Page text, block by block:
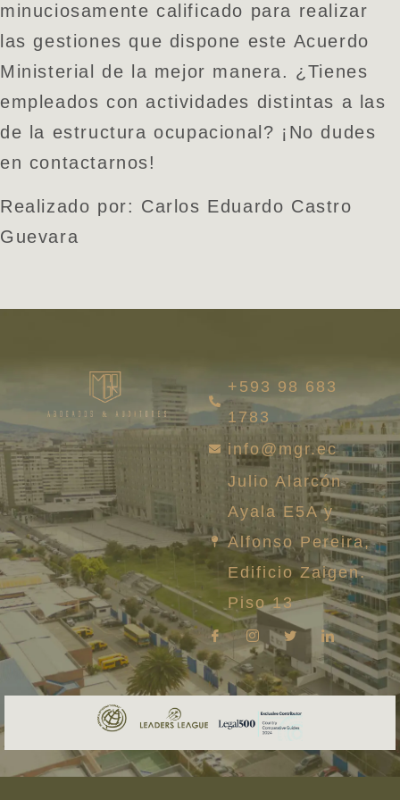
minuciosamente calificado para realizar
las gestiones que dispone este Acuerdo
Ministerial de la mejor manera. ¿Tienes
empleados con actividades distintas a las
de la estructura ocupacional? ¡No dudes
en contactarnos!
Realizado por: Carlos Eduardo Castro
Guevara
+593 98 683
1783
info@mgr.ec
Julio Alarcón
Ayala E5A y
Alfonso Pereira,
Edificio Zaigen.
Piso 13